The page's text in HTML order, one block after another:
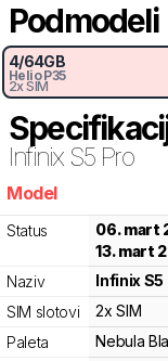
Podmodeli
4/64GB
Helio P35
2x SIM
Infinix S5 Pro
Model
Status 06. mart
13. mart
Naziv
InfinixS5
SIM slotovi
2x SIM
Paleta
Nebula